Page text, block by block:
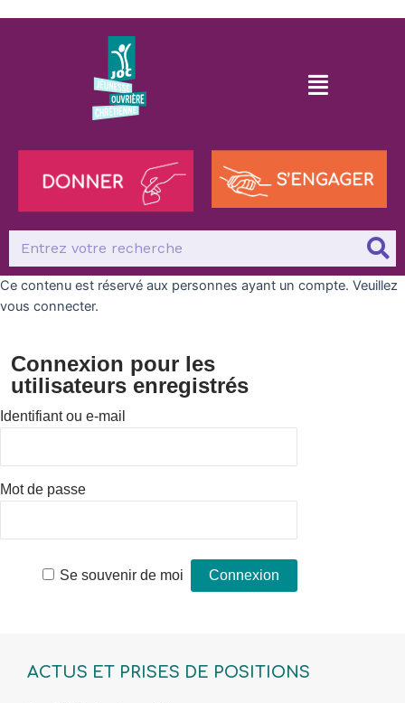
Ce contenu est réservé aux personnes ayant un compte. Veuillez
vous connecter.
Connexion pour les
utilisateurs enregistrés
Identifiant ou e-mail
Mot de passe
Se souvenir de moi
ACTUS ET PRISES DE POSITIONS